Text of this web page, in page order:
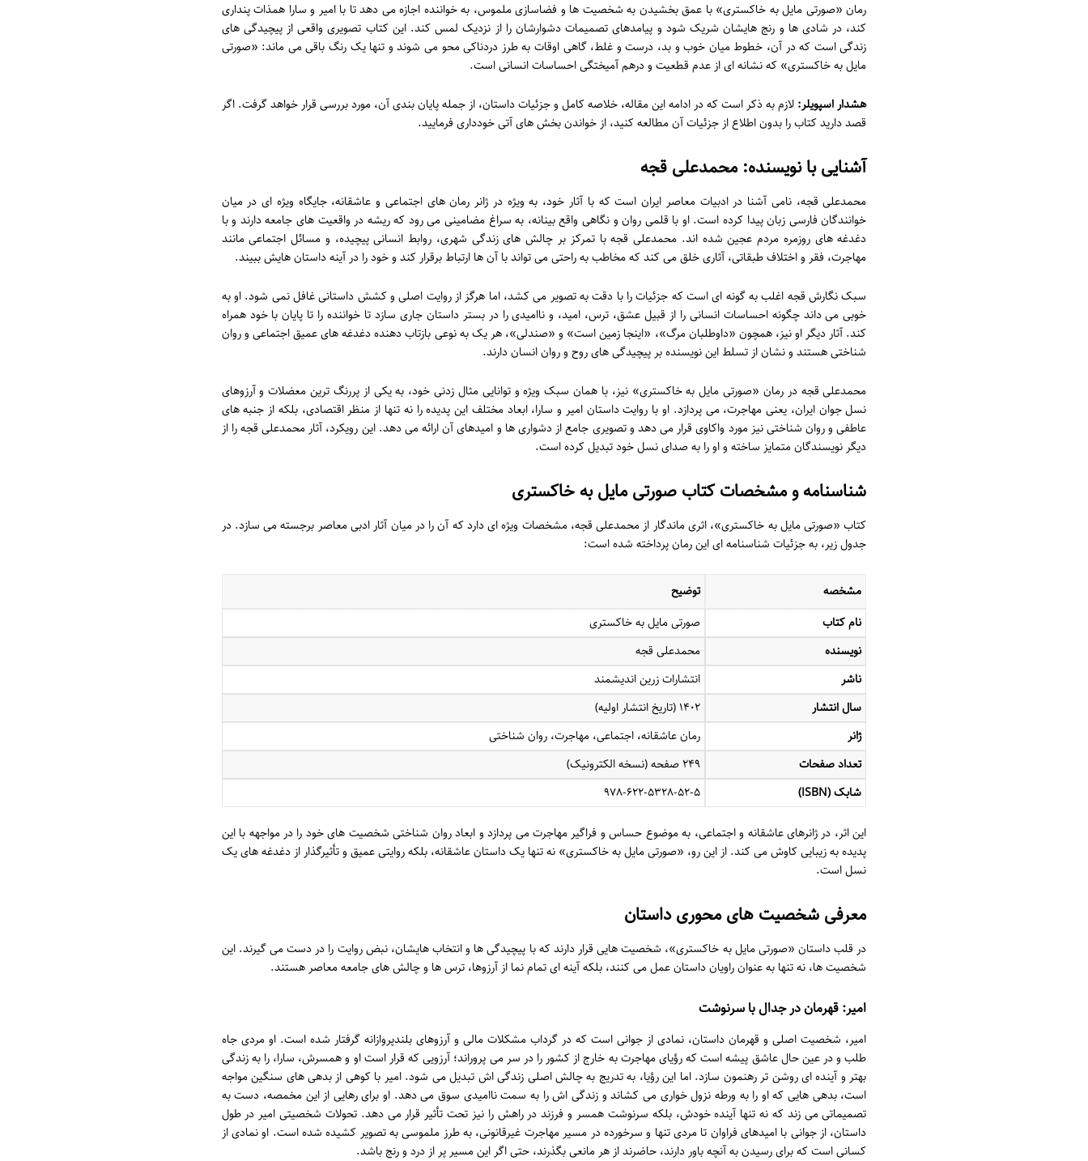
رمان «صورتی مایل به خاکستری» با عمق بخشیدن به شخصیت ها و فضاسازی ملموس، به خواننده اجازه می دهد تا با امیر و سارا همذات پنداری
کند، در شادی ها و رنج هایشان شریک شود و پیامدهای تصمیمات دشوارشان را از نزدیک لمس کند. این کتاب تصویری واقعی از پیچیدگی های
زندگی است که در آن، خطوط میان خوب و بد، درست و غلط، گاهی اوقات به طرز دردناکی محو می شوند و تنها یک رنگ باقی می ماند: «صورتی
مایل به خاکستری» که نشانه ای از عدم قطعیت و درهم آمیختگی احساسات انسانی است.
هشدار اسپویلر: لازم به ذکر است که در ادامه این مقاله، خلاصه کامل و جزئیات داستان، از جمله پایان بندی آن، مورد بررسی قرار خواهد گرفت. اگر
قصد دارید کتاب را بدون اطلاع از جزئیات آن مطالعه کنید، از خواندن بخش های آتی خودداری فرمایید.
آشنایی با نویسنده: محمدعلی قجه
محمدعلی قجه، نامی آشنا در ادبیات معاصر ایران است که با آثار خود، به ویژه در ژانر رمان های اجتماعی و عاشقانه، جایگاه ویژه ای در میان
خوانندگان فارسی زبان پیدا کرده است. او با قلمی روان و نگاهی واقع بینانه، به سراغ مضامینی می رود که ریشه در واقعیت های جامعه دارند و با
دغدغه های روزمره مردم عجین شده اند. محمدعلی قجه با تمرکز بر چالش های زندگی شهری، روابط انسانی پیچیده، و مسائل اجتماعی مانند
مهاجرت، فقر و اختلاف طبقاتی، آثاری خلق می کند که مخاطب به راحتی می تواند با آن ها ارتباط برقرار کند و خود را در آینه داستان هایش ببیند.
سبک نگارش قجه اغلب به گونه ای است که جزئیات را با دقت به تصویر می کشد، اما هرگز از روایت اصلی و کشش داستانی غافل نمی شود. او به
خوبی می داند چگونه احساسات انسانی را از قبیل عشق، ترس، امید، و ناامیدی را در بستر داستان جاری سازد تا خواننده را تا پایان با خود همراه
کند. آثار دیگر او نیز، همچون «داوطلبان مرگ»، «اینجا زمین است» و «صندلی»، هر یک به نوعی بازتاب دهنده دغدغه های عمیق اجتماعی و روان
شناختی هستند و نشان از تسلط این نویسنده بر پیچیدگی های روح و روان انسان دارند.
محمدعلی قجه در رمان «صورتی مایل به خاکستری» نیز، با همان سبک ویژه و توانایی مثال زدنی خود، به یکی از پررنگ ترین معضلات و آرزوهای
نسل جوان ایران، یعنی مهاجرت، می پردازد. او با روایت داستان امیر و سارا، ابعاد مختلف این پدیده را نه تنها از منظر اقتصادی، بلکه از جنبه های
عاطفی و روان شناختی نیز مورد واکاوی قرار می دهد و تصویری جامع از دشواری ها و امیدهای آن ارائه می دهد. این رویکرد، آثار محمدعلی قجه را از
دیگر نویسندگان متمایز ساخته و او را به صدای نسل خود تبدیل کرده است.
شناسنامه و مشخصات کتاب صورتی مایل به خاکستری
کتاب «صورتی مایل به خاکستری»، اثری ماندگار از محمدعلی قجه، مشخصات ویژه ای دارد که آن را در میان آثار ادبی معاصر برجسته می سازد. در
جدول زیر، به جزئیات شناسنامه ای این رمان پرداخته شده است:
مشخصه
توضیح
نام کتاب
صورتی مایل به خاکستری
نویسنده
محمدعلی قجه
ناشر
انتشارات زرین اندیشمند
سال انتشار
۱۴۰۲ (تاریخ انتشار اولیه)
ژانر
رمان عاشقانه، اجتماعی، مهاجرت، روان شناختی
تعداد صفحات
۲۴۹ صفحه (نسخه الکترونیک)
شابک (ISBN)
۹۷۸-۶۲۲-۵۳۲۸-۵۲-۵
این اثر، در ژانرهای عاشقانه و اجتماعی، به موضوع حساس و فراگیر مهاجرت می پردازد و ابعاد روان شناختی شخصیت های خود را در مواجهه با این
پدیده به زیبایی کاوش می کند. از این رو، «صورتی مایل به خاکستری» نه تنها یک داستان عاشقانه، بلکه روایتی عمیق و تأثیرگذار از دغدغه های یک
نسل است.
معرفی شخصیت های محوری داستان
در قلب داستان «صورتی مایل به خاکستری»، شخصیت هایی قرار دارند که با پیچیدگی ها و انتخاب هایشان، نبض روایت را در دست می گیرند. این
شخصیت ها، نه تنها به عنوان راویان داستان عمل می کنند، بلکه آینه ای تمام نما از آرزوها، ترس ها و چالش های جامعه معاصر هستند.
امیر: قهرمان در جدال با سرنوشت
امیر، شخصیت اصلی و قهرمان داستان، نمادی از جوانی است که در گرداب مشکلات مالی و آرزوهای بلندپروازانه گرفتار شده است. او مردی جاه
طلب و در عین حال عاشق پیشه است که رؤیای مهاجرت به خارج از کشور را در سر می پروراند؛ آرزویی که قرار است او و همسرش، سارا، را به زندگی
بهتر و آینده ای روشن تر رهنمون سازد. اما این رؤیا، به تدریج به چالش اصلی زندگی اش تبدیل می شود. امیر با کوهی از بدهی های سنگین مواجه
است، بدهی هایی که او را به ورطه نزول خواری می کشاند و زندگی اش را به سمت ناامیدی سوق می دهد. او برای رهایی از این مخمصه، دست به
تصمیماتی می زند که نه تنها آینده خودش، بلکه سرنوشت همسر و فرزند در راهش را نیز تحت تأثیر قرار می دهد. تحولات شخصیتی امیر در طول
داستان، از جوانی با امیدهای فراوان تا مردی تنها و سرخورده در مسیر مهاجرت غیرقانونی، به طرز ملموسی به تصویر کشیده شده است. او نمادی از
کسانی است که برای رسیدن به آنچه باور دارند، حاضرند از هر مانعی بگذرند، حتی اگر این مسیر پر از درد و رنج باشد.